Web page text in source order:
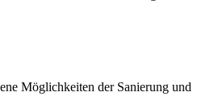
Möglichkeiten der Sanierung und